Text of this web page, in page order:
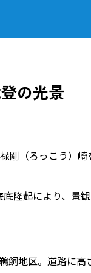
の光景
剛（ろっこう）崎
隆起により、景
飼地区。道路に高